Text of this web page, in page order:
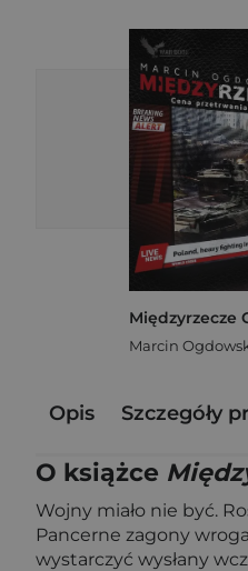
Marcin
Opis Szczegóły
O książce
Wojny miało nie być.
Pancerne zagony
wystarczyć wysłany